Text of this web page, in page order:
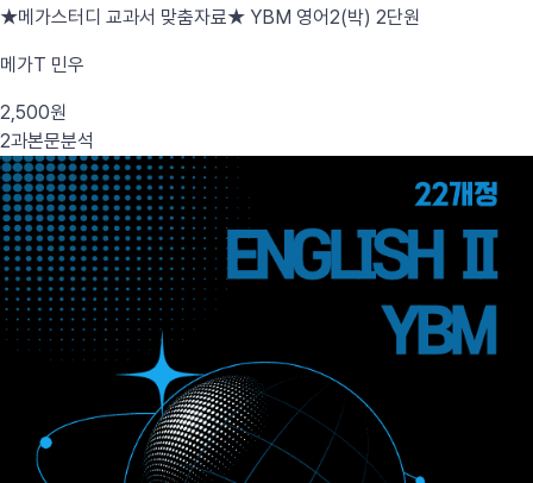
★메가스터디 교과서 맞춤자료★ YBM 영어2(박) 2단원
메가T 민우
2,500원
2과본문분석